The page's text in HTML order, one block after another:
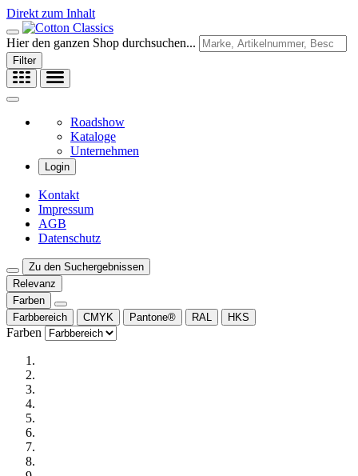
Direkt zum Inhalt
Hier den ganzen Shop durchsuchen...
Filter
Roadshow
Kataloge
Unternehmen
Login
Kontakt
Impressum
AGB
Datenschutz
Zu den Suchergebnissen
Relevanz
Farben
Farbbereich
CMYK Pantone® RAL HKS
Farben